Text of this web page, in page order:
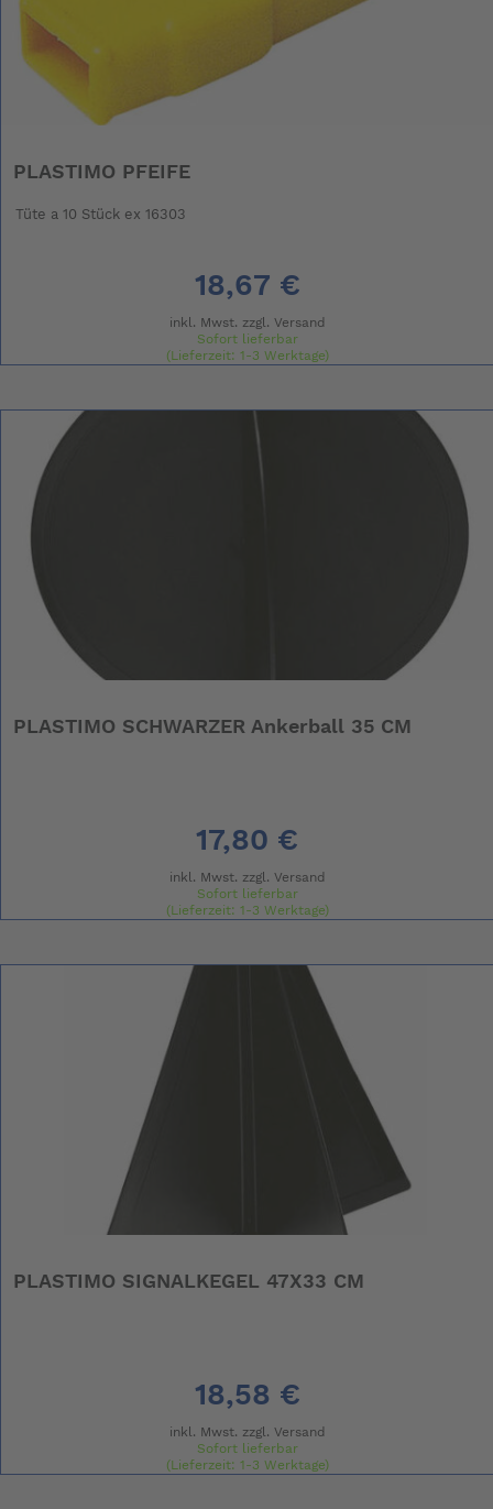
PLASTIMO PFEIFE
Tüte a 10 Stück ex 16303
18,67 €
inkl. Mwst. zzgl. Versand
Sofort lieferbar
(Lieferzeit: 1-3 Werktage)
PLASTIMO SCHWARZER Ankerball 35 CM
17,80 €
inkl. Mwst. zzgl. Versand
Sofort lieferbar
(Lieferzeit: 1-3 Werktage)
PLASTIMO SIGNALKEGEL 47X33 CM
18,58 €
inkl. Mwst. zzgl. Versand
Sofort lieferbar
(Lieferzeit: 1-3 Werktage)